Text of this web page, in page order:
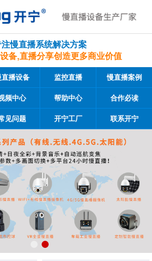
慢直播系统解决方案
备,直播分享创造更多商业价值
播设备 监控直播 慢直播案例
频中心 帮助中心 合作必读
见问题 开宁工厂 联系开宁